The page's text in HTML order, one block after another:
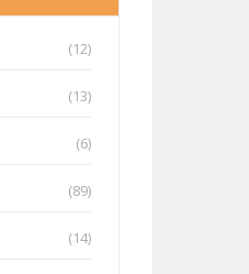
(12)
(13)
(6)
(89)
(14)